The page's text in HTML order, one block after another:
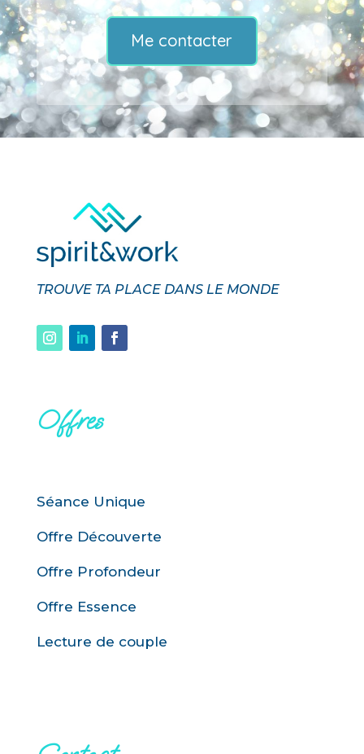
Me contacter
TROUVE TA PLACE DANS LE MONDE
Offres
Séance Unique
Offre Découverte
Offre Profondeur
Offre Essence
Lecture de couple